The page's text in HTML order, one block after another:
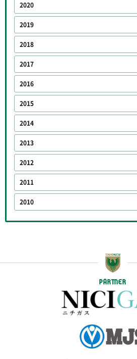
2020
2019
2018
2017
2016
2015
2014
2013
2012
2011
2010
PARTNER